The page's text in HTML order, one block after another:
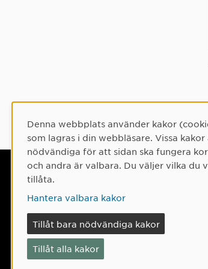
Tel: 090-
Hitta till oss
Cookie-samtycke
Denna webbplats använder kakor
som lagras i din webbläsare. Vissa kakor
nödvändiga för att sidan ska fungera
och andra är valbara. Du väljer vilka du
tillåta.
Hantera valbara kakor
Tillåt bara nödvändiga kakor
Tillåt alla kakor